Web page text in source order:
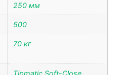
250 мм
500
70 кг
Tipmatic Soft-Close